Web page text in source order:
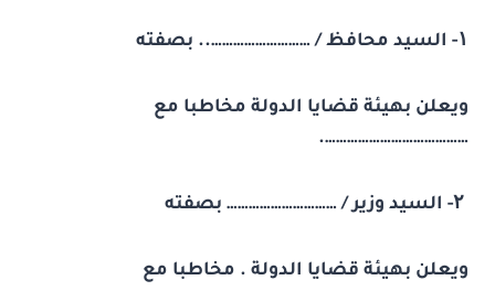
۱- السيد محافظ / ……………………….. بصفته
ويعلن بهيئة قضايا الدولة مخاطبا مع
………………………………….
۲- السيد وزير / ………………………… بصفته
ويعلن بهيئة قضايا الدولة . مخاطبا مع